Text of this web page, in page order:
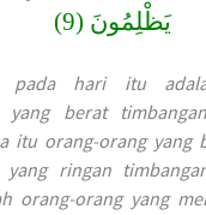
يَظْلِمُونَ (9)
pada hari itu
yang berat
itu orang-orang yang
yang ringan
orang-orang yang